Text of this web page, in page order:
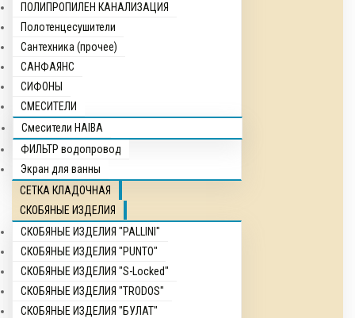
ПОЛИПРОПИЛЕН КАНАЛИЗАЦИЯ
Полотенцесушители
Сантехника (прочее)
САНФАЯНС
СИФОНЫ
СМЕСИТЕЛИ
Смесители HAIBA
ФИЛЬТР водопровод
Экран для ванны
СЕТКА КЛАДОЧНАЯ
СКОБЯНЫЕ ИЗДЕЛИЯ
СКОБЯНЫЕ ИЗДЕЛИЯ "PALLINI"
СКОБЯНЫЕ ИЗДЕЛИЯ "PUNTO"
СКОБЯНЫЕ ИЗДЕЛИЯ "S-Locked"
СКОБЯНЫЕ ИЗДЕЛИЯ "TRODOS"
СКОБЯНЫЕ ИЗДЕЛИЯ "БУЛАТ"